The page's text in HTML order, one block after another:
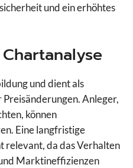
und ein erhöhtes
und dient als
Anleger,
können
Eine langfristige
relevant, da das Verhalten
Marktineffizienzen